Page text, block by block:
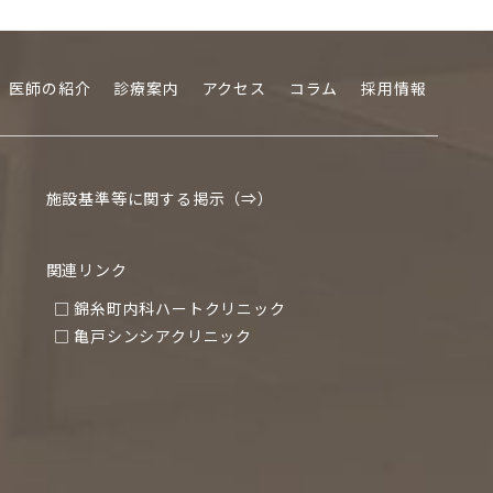
医師の紹介 診療案内 アクセス コラム 採用情報
施設基準等に関する掲示（⇒）
関連リンク
□ 錦糸町内科ハートクリニック
□ 亀戸シンシアクリニック